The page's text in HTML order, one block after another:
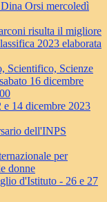
Orsi mercoledì
risulta il migliore
2023 elaborata
Scientifico, Scienze
16 dicembre
14 dicembre 2023
dell'INPS
per
donne
d'Istituto - 26 e 27